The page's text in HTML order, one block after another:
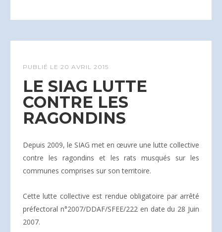
PUBLIÉ LE 20 AVRIL 2015
LE SIAG LUTTE
CONTRE LES
RAGONDINS
Depuis 2009, le SIAG met en œuvre une lutte collective
contre les ragondins et les rats musqués sur les
communes comprises sur son territoire.
Cette lutte collective est rendue obligatoire par arrêté
préfectoral n°2007/DDAF/SFEE/222 en date du 28 Juin
2007.